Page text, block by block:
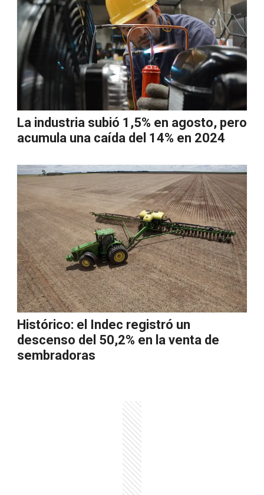
La industria subió 1,5% en agosto, pero
acumula una caída del 14% en 2024
Histórico: el Indec registró un
descenso del 50,2% en la venta de
sembradoras